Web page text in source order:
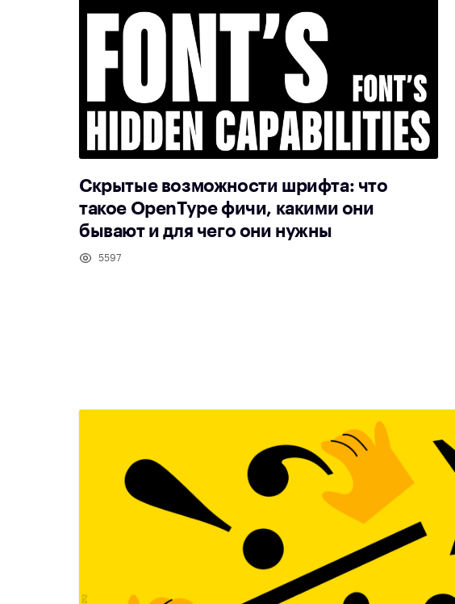
Скрытые возможности шрифта: что
такое OpenType фичи, какими они
бывают и для чего они нужны
5597